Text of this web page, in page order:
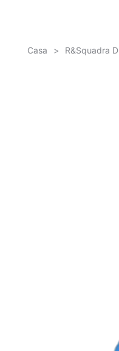
Casa > R&Squadra D